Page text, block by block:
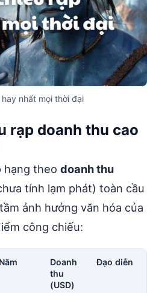
nhất mọi thời đại
rạp doanh thu cao
hạng theo doanh thu
tính lạm phát) toàn cầu
ảnh hưởng văn hóa của
công chiếu:
Năm
Doanh
thu
(USD)
Đạo diễn